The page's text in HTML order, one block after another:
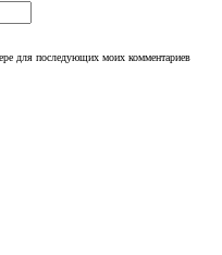
для последующих моих комментариев